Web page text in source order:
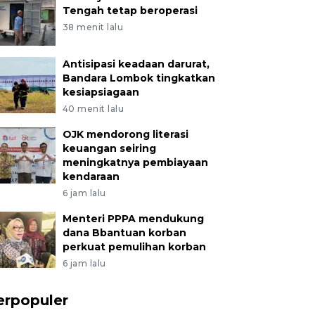
Tengah tetap beroperasi
38 menit lalu
Antisipasi keadaan darurat,
Bandara Lombok tingkatkan
kesiapsiagaan
40 menit lalu
OJK mendorong literasi
keuangan seiring
meningkatnya pembiayaan
kendaraan
6 jam lalu
Menteri PPPA mendukung
dana Bbantuan korban
perkuat pemulihan korban
6 jam lalu